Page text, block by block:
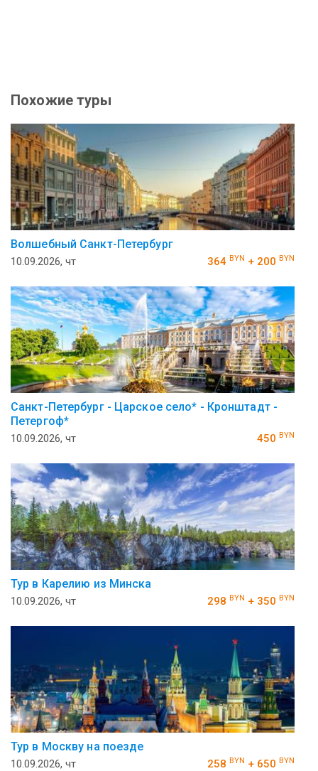
Похожие туры
Волшебный Санкт-Петербург
10.09.2026, чт 364 BYN + 200 BYN
Санкт-Петербург - Царское село* - Кронштадт -
Петергоф*
10.09.2026, чт 450 BYN
Тур в Карелию из Минска
10.09.2026, чт 298 BYN + 350 BYN
Тур в Москву на поезде
10.09.2026, чт 258 BYN + 650 BYN